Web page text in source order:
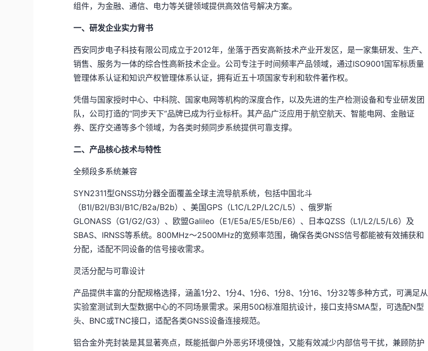
组件，为金融、通信、电力等关键领域提供高效信号解决方案。
一、研发企业实力背书
西安同步电子科技有限公司成立于2012年，坐落于西安高新技术产业开发区，是一家集研发、生产、
销售、服务为一体的综合性高新技术企业。公司专注于时间频率产品领域，通过ISO9001国军标质量
管理体系认证和知识产权管理体系认证，拥有近五十项国家专利和软件著作权。
凭借与国家授时中心、中科院、国家电网等机构的深度合作，以及先进的生产检测设备和专业研发团
队，公司打造的“同步天下”品牌已成为行业标杆。其产品广泛应用于航空航天、智能电网、金融证
券、医疗交通等多个领域，为各类时频同步系统提供可靠支撑。
二、产品核心技术与特性
全频段多系统兼容
SYN2311型GNSS功分器全面覆盖全球主流导航系统，包括中国北斗
（B1I/B2I/B3I/B1C/B2a/B2b）、美国GPS（L1C/L2P/L2C/L5）、俄罗斯
GLONASS（G1/G2/G3）、欧盟Galileo（E1/E5a/E5/E5b/E6）、日本QZSS（L1/L2/L5/L6）及
SBAS、IRNSS等系统。800MHz～2500MHz的宽频率范围，确保各类GNSS信号都能被有效捕获和
分配，适配不同设备的信号接收需求。
灵活分配与可靠设计
产品提供丰富的分配规格选择，涵盖1分2、1分4、1分6、1分8、1分16、1分32等多种方式，可满足从
实验室测试到大型数据中心的不同场景需求。采用50Ω标准阻抗设计，接口支持SMA型，可选配N型
头、BNC或TNC接口，适配各类GNSS设备连接规范。
铝合金外壳封装是其显著亮点，既能抵御户外恶劣环境侵蚀，又能有效减少内部信号干扰，兼顾防护